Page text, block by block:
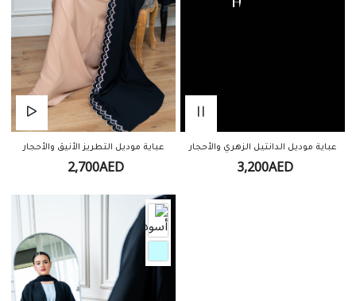
عباية موديل الدانتيل الزهري والأحجار
3,200AED
عباية موديل التطريز الأنيق والأحجار
2,700AED